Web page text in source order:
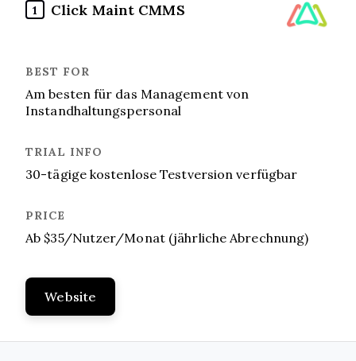
1 Click Maint CMMS
Am besten für das Management von
Instandhaltungspersonal
30-tägige kostenlose Testversion verfügbar
Ab $35/Nutzer/Monat (jährliche Abrechnung)
Website